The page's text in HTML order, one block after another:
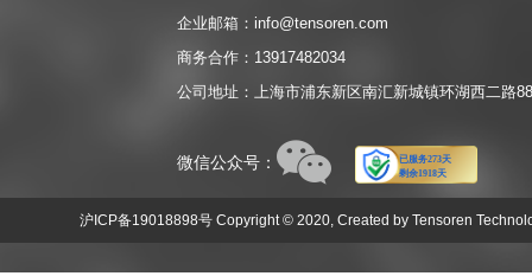
企业邮箱：info@tensoren.com
商务合作：13917482034
公司地址：上海市浦东新区南汇新城镇环湖西二路
微信公众号：
沪ICP备19018898号 Copyright © 2020, Created by Tensoren